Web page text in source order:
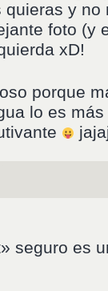
y
foto (y
xD!
porque
lo es
seguro es